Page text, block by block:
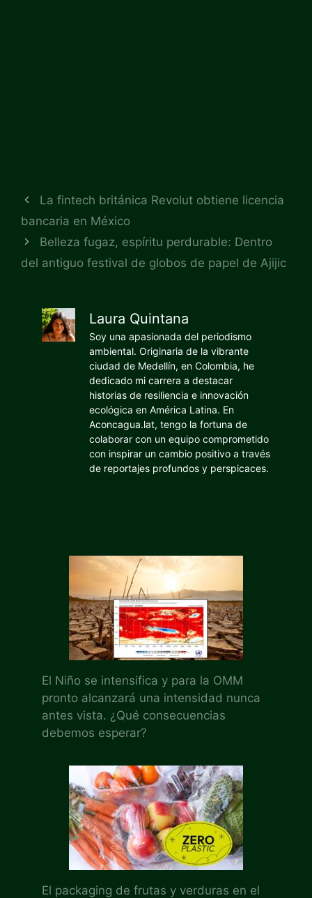
La fintech británica Revolut obtiene licencia
bancaria en México
Belleza fugaz, espíritu perdurable: Dentro
del antiguo festival de globos de papel de Ajijic
Laura Quintana
Soy una apasionada del periodismo
ambiental. Originaria de la vibrante
ciudad de Medellín, en Colombia, he
dedicado mi carrera a destacar
historias de resiliencia e innovación
ecológica en América Latina. En
Aconcagua.lat, tengo la fortuna de
colaborar con un equipo comprometido
con inspirar un cambio positivo a través
de reportajes profundos y perspicaces.
El Niño se intensifica y para la OMM
pronto alcanzará una intensidad nunca
antes vista. ¿Qué consecuencias
debemos esperar?
El packaging de frutas y verduras en el